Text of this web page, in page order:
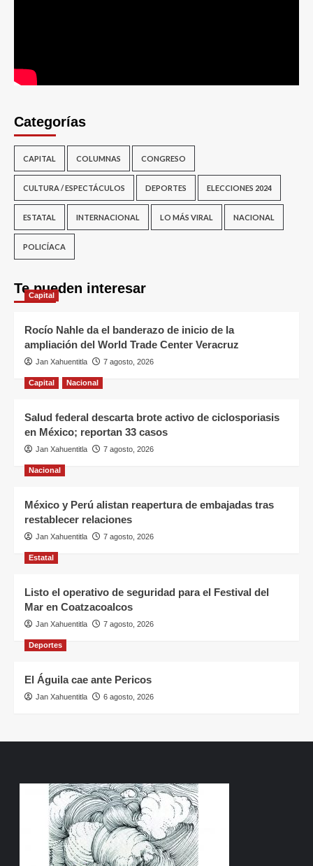
Categorías
CAPITAL COLUMNAS CONGRESO
CULTURA / ESPECTÁCULOS DEPORTES ELECCIONES 2024
ESTATAL INTERNACIONAL LO MÁS VIRAL NACIONAL
POLICÍACA
Te pueden interesar
Capital
Rocío Nahle da el banderazo de inicio de la
ampliación del World Trade Center Veracruz
Jan Xahuentitla 7 agosto, 2026
Capital Nacional
Salud federal descarta brote activo de ciclosporiasis
en México; reportan 33 casos
Jan Xahuentitla 7 agosto, 2026
Nacional
México y Perú alistan reapertura de embajadas tras
restablecer relaciones
Jan Xahuentitla 7 agosto, 2026
Estatal
Listo el operativo de seguridad para el Festival del
Mar en Coatzacoalcos
Jan Xahuentitla 7 agosto, 2026
Deportes
El Águila cae ante Pericos
Jan Xahuentitla 6 agosto, 2026